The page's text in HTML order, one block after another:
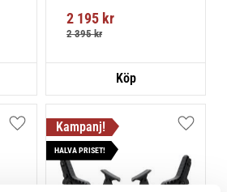
2 195 kr
2 395kr
Lägg till i favoriter
HALVA PRISET!
Lägg